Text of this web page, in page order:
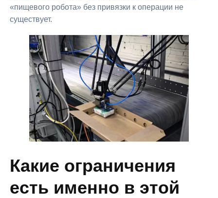
«пищевого робота» без привязки к операции не
существует.
Какие ограничения
есть именно в этой